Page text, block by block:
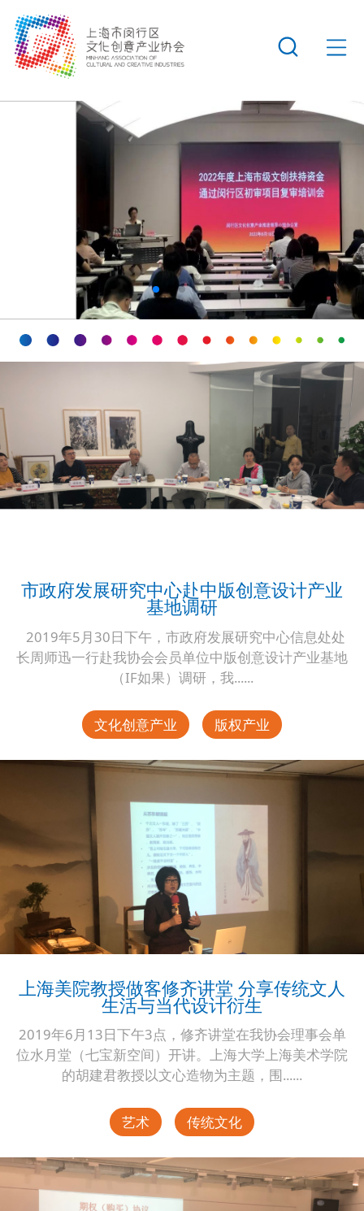
市政府发展研究中心赴中版创意设计产业
基地调研
2019年5月30日下午，市政府发展研究中心信息处处
长周师迅一行赴我协会会员单位中版创意设计产业基地
（IF如果）调研，我......
文化创意产业 版权产业
上海美院教授做客修齐讲堂 分享传统文人
生活与当代设计衍生
2019年6月13日下午3点，修齐讲堂在我协会理事会单
位水月堂（七宝新空间）开讲。上海大学上海美术学院
的胡建君教授以文心造物为主题，围......
艺术 传统文化